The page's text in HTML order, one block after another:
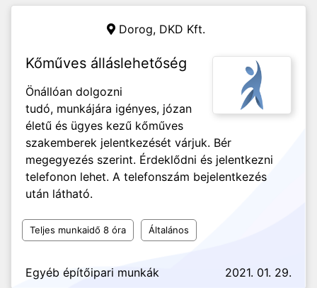
Dorog, DKD Kft.
Kőműves álláslehetőség
Önállóan dolgozni
tudó, munkájára igényes, józan
életű és ügyes kezű kőműves
szakemberek jelentkezését várjuk. Bér
megegyezés szerint. Érdeklődni és jelentkezni
telefonon lehet. A telefonszám bejelentkezés
után látható.
Teljes munkaidő 8 óra Általános
Egyéb építőipari munkák 2021. 01. 29.